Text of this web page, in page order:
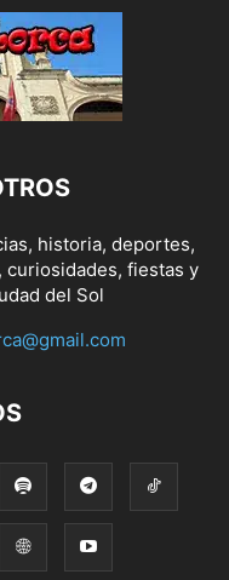
historia, deportes,
fiestas y
del Sol